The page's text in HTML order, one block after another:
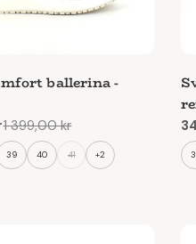
ballerina -
1 399,00 kr
39 40 41 +2